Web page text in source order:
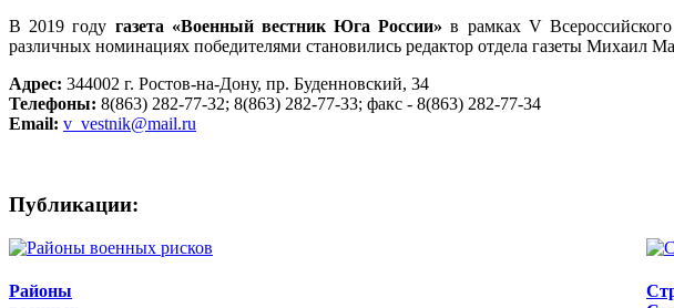
В 2019 году газета «Военный вестник Юга России» в рамках V
различных номинациях победителями становились редактор отдела газеты Михаил
Адрес: 344002 г. Ростов-на-Дону, пр. Буденновский, 34
Телефоны: 8(863) 282-77-32; 8(863) 282-77-33; факс - 8(863) 282-77-34
Email: v_vestnik@mail.ru
Публикации:
Районы